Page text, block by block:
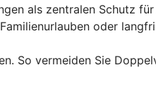
als zentralen Schutz für
oder
So vermeiden Sie